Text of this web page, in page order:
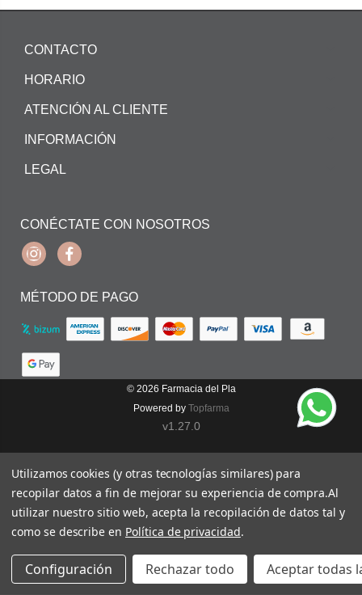
CONTACTO
HORARIO
ATENCIÓN AL CLIENTE
INFORMACIÓN
LEGAL
CONÉCTATE CON NOSOTROS
InstagramFacebook
MÉTODO DE PAGO
© 2026 Farmacia del Pla
Powered by Topfarma
v1.27.0
Utilizamos cookies (y otras tecnologías similares) para
recopilar datos a fin de mejorar su experiencia de compra.Al
utilizar nuestro sitio web, acepta la recopilación de datos tal y
como se describe en Política de privacidad.
Configuración Rechazar todo Aceptar todas